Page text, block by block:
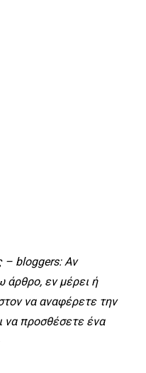
– bloggers: Αν
άρθρο, εν μέρει ή
να αναφέρετε την
να προσθέσετε ένα